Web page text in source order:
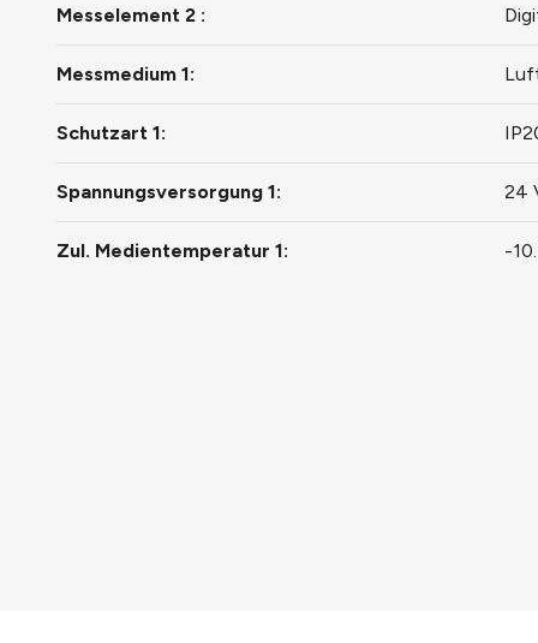
Messelement 2 :
Messmedium 1:
Schutzart 1:
Spannungsversorgung 1: 24
Zul. Medientemperatur 1: -